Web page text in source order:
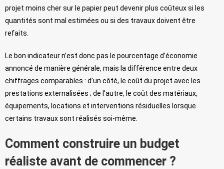
projet moins cher sur le papier peut devenir plus coûteux si les
quantités sont mal estimées ou si des travaux doivent être
refaits.
Le bon indicateur n’est donc pas le pourcentage d’économie
annoncé de manière générale, mais la différence entre deux
chiffrages comparables : d’un côté, le coût du projet avec les
prestations externalisées ; de l’autre, le coût des matériaux,
équipements, locations et interventions résiduelles lorsque
certains travaux sont réalisés soi-même.
Comment construire un budget
réaliste avant de commencer ?